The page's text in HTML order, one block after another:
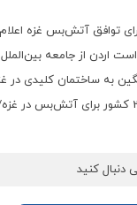
توافق آتش‌بس غزه
اردن از جامعه بین‌الملل
به ساختمان کلیدی در
دنبال کنید